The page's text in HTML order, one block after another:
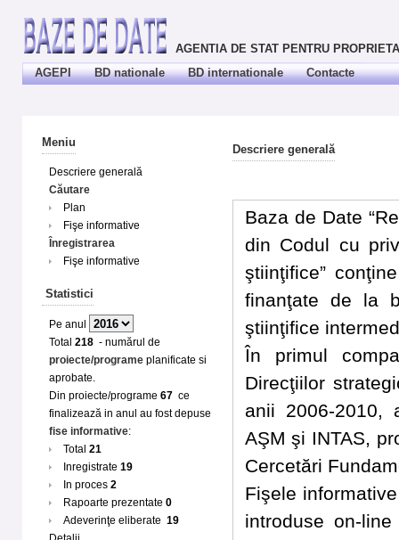
AGENTIA DE STAT PENTRU
AGEPI
BD nationale BD internationale Contacte
Meniu
Descriere generală
Căutare
Plan
Fişe informative
Înregistrarea
Fişe informative
Statistici
Pe anul
Total 218- numărul de
proiecte/programeplanificate si
aprobate.
Din proiecte/programe 67ce
finalizează in anul au fost depuse
fise informative:
Total 21
Inregistrate 19
In proces 2
Rapoarte prezentate 0
Adeverinţe eliberate 19
Descriere generală
Baza de Date
din Codul cu
ştiinţifice”
finanţate de la
ştiinţifice
În primul
Direcţiilor
anii 2006-2010,
AŞM şi INTAS,
Cercetări
Fişele
introduse on-